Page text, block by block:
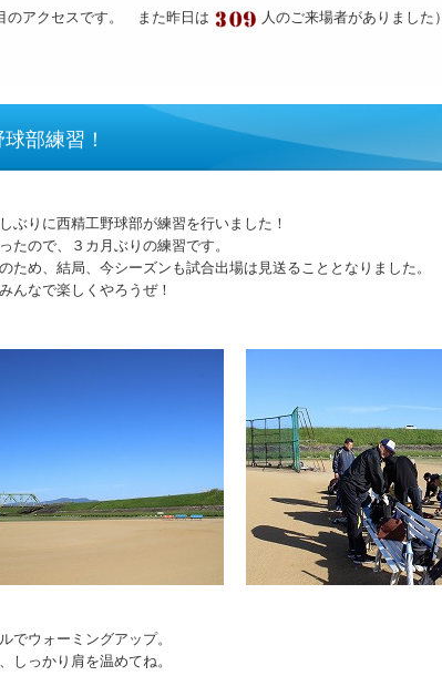
のアクセスです。 また昨日は 人のご来場者がありました）
部練習！
ぶりに西精工野球部が練習を行いました！
たので、３カ月ぶりの練習です。
ため、結局、今シーズンも試合出場は見送ることとなりました。
んなで楽しくやろうぜ！
でウォーミングアップ。
しっかり肩を温めてね。